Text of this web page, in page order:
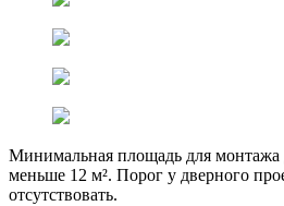
Минимальная площадь для монтажа
меньше 12 м². Порог у дверного
отсутствовать.